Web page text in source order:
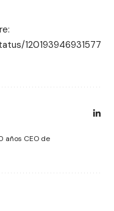
120193946931577
años CEO de